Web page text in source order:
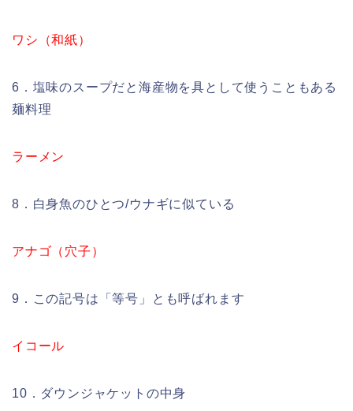
ワシ（和紙）
6．塩味のスープだと海産物を具として使うこともある
麺料理
ラーメン
8．白身魚のひとつ/ウナギに似ている
アナゴ（穴子）
9．この記号は「等号」とも呼ばれます
イコール
10．ダウンジャケットの中身